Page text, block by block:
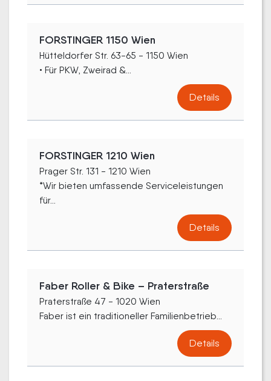
FORSTINGER 1150 Wien
Hütteldorfer Str. 63-65 - 1150 Wien
• Für PKW, Zweirad &...
Details
FORSTINGER 1210 Wien
Prager Str. 131 - 1210 Wien
*Wir bieten umfassende Serviceleistungen
für...
Details
Faber Roller & Bike – Praterstraße
Praterstraße 47 - 1020 Wien
Faber ist ein traditioneller Familienbetrieb...
Details